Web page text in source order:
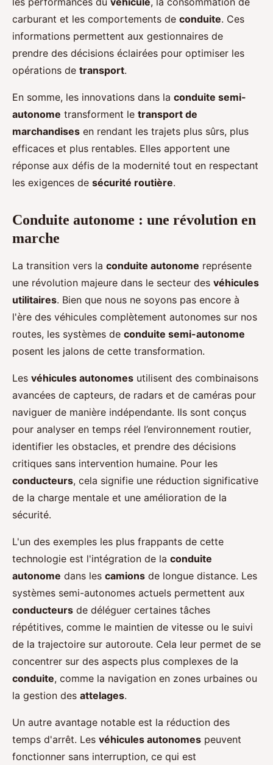
carburant et les comportements de conduite. Ces
informations permettent aux gestionnaires de
prendre des décisions éclairées pour optimiser les
opérations de transport.
En somme, les innovations dans la conduite semi-
autonome transforment le transport de
marchandises en rendant les trajets plus sûrs, plus
efficaces et plus rentables. Elles apportent une
réponse aux défis de la modernité tout en respectant
les exigences de sécurité routière.
Conduite autonome : une révolution en
marche
La transition vers la conduite autonome représente
une révolution majeure dans le secteur des véhicules
utilitaires. Bien que nous ne soyons pas encore à
l'ère des véhicules complètement autonomes sur nos
routes, les systèmes de conduite semi-autonome
posent les jalons de cette transformation.
Les véhicules autonomes utilisent des combinaisons
avancées de capteurs, de radars et de caméras pour
naviguer de manière indépendante. Ils sont conçus
pour analyser en temps réel l’environnement routier,
identifier les obstacles, et prendre des décisions
critiques sans intervention humaine. Pour les
conducteurs, cela signifie une réduction significative
de la charge mentale et une amélioration de la
sécurité.
L'un des exemples les plus frappants de cette
technologie est l'intégration de la conduite
autonome dans les camions de longue distance. Les
systèmes semi-autonomes actuels permettent aux
conducteurs de déléguer certaines tâches
répétitives, comme le maintien de vitesse ou le suivi
de la trajectoire sur autoroute. Cela leur permet de se
concentrer sur des aspects plus complexes de la
conduite, comme la navigation en zones urbaines ou
la gestion des attelages.
Un autre avantage notable est la réduction des
temps d'arrêt. Les véhicules autonomes peuvent
fonctionner sans interruption, ce qui est